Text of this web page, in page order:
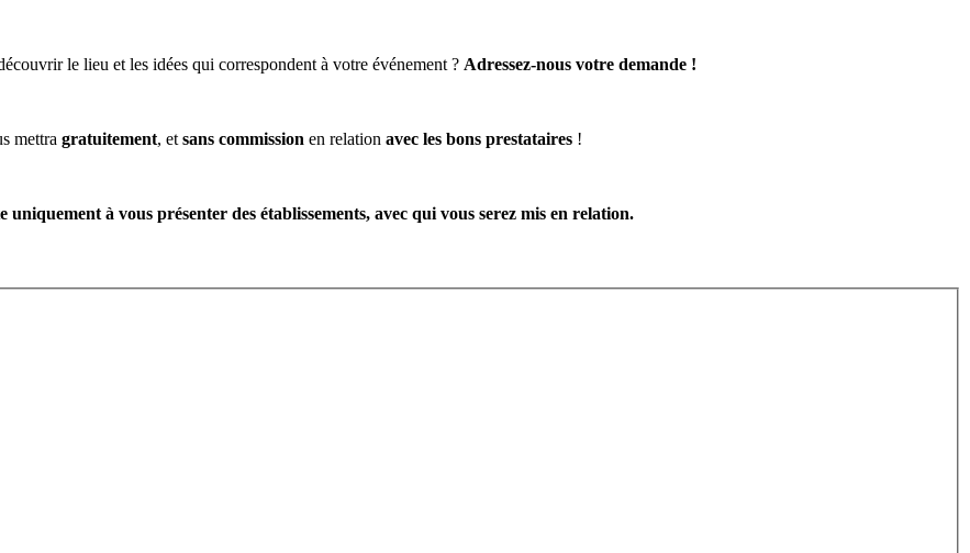
le lieu et les idées qui correspondent à votre événement ? Adressez-nous votre demande !
mettra gratuitement, et sans commission en relation avec les bons prestataires !
uniquement à vous présenter des établissements, avec qui vous serez mis en relation.